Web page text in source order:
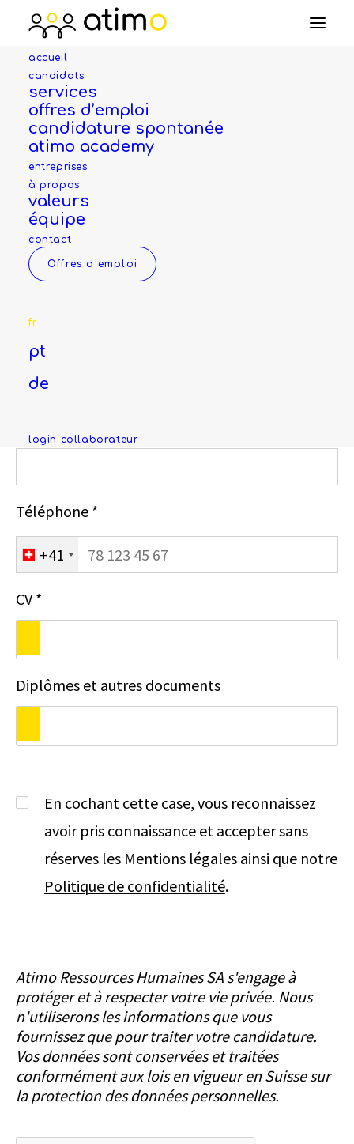
accueil
candidats
services
offres d’emploi
candidature spontanée
atimo academy
entreprises
à propos
valeurs
équipe
contact
Offres d’emploi
fr
pt
de
login collaborateur
Candidature pour le
poste demenuisier
poseur
Nom *
Prénom *
Téléphone *
+41
CV *
Diplômes et autres documents
En cochant cette case, vous reconnaissez
avoir pris connaissance et accepter sans
réserves les Mentions légales ainsi que notre
Politique de confidentialité.
Atimo Ressources Humaines SA s'engage à
protéger et à respecter votre vie privée. Nous
n'utiliserons les informations que vous
fournissez que pour traiter votre candidature.
Vos données sont conservées et traitées
conformément aux lois en vigueur en Suisse sur
la protection des données personnelles.